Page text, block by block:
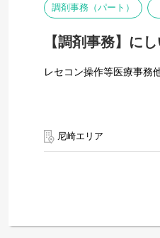
調剤事務（パート）
【調剤事務】に
レセコン操作等医療事務
尼崎エリア